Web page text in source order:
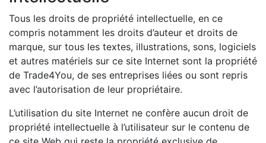
Tous les droits de propriété intellectuelle, en ce
compris notamment les droits d’auteur et droits de
marque, sur tous les textes, illustrations, sons, logiciels
et autres matériels sur ce site Internet sont la propriété
de Trade4You, de ses entreprises liées ou sont repris
avec l’autorisation de leur propriétaire.
L’utilisation du site Internet ne confère aucun droit de
propriété intellectuelle à l’utilisateur sur le contenu de